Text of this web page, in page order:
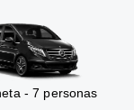
- 7 personas